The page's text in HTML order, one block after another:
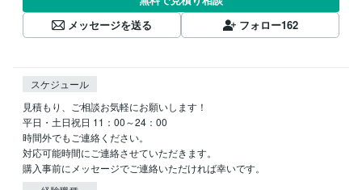
メッセージを送る
フォロー162
スケジュール
見積もり、ご相談お気軽にお願いします！
平日・土日祝日 11：00～24：00
時間外でもご連絡ください。
対応可能時間にご連絡させていただきます。
購入事前にメッセージでご連絡いただければ幸いです。